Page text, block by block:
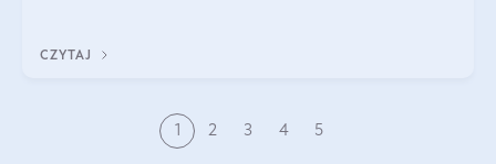
CZYTAJ
1 2 3 4 5